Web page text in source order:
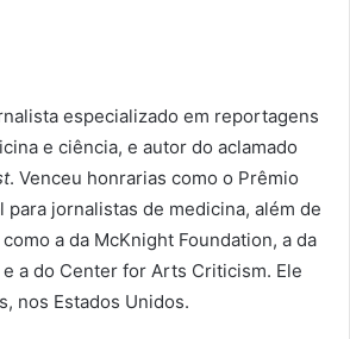
especializado em reportagens
e ciência, e autor do aclamado
. Venceu honrarias como o Prêmio
para jornalistas de medicina, além de
a da McKnight Foundation, a da
a do Center for Arts Criticism. Ele
nos Estados Unidos.